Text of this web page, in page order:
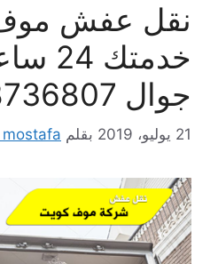
نقل عفش
جوال 98736807
21 يوليو، 2019 بقلم